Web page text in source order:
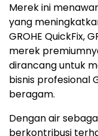
Merek ini
yang
GROHE QuickFix,
merek
dirancang untuk
bisnis profesional
beragam.
Dengan air
berkontribusi